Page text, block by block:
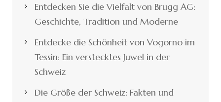
Entdecken Sie die Vielfalt von Brugg AG:
Geschichte, Tradition und Moderne
Entdecke die Schönheit von Vogorno im
Tessin: Ein verstecktes Juwel in der
Schweiz
Die Größe der Schweiz: Fakten und